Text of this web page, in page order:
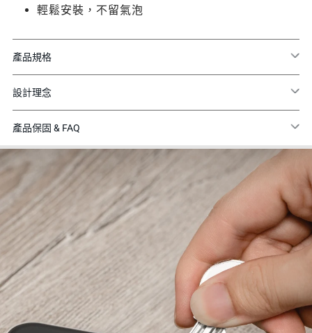
輕鬆安裝，不留氣泡
產品規格
設計理念
產品保固 & FAQ